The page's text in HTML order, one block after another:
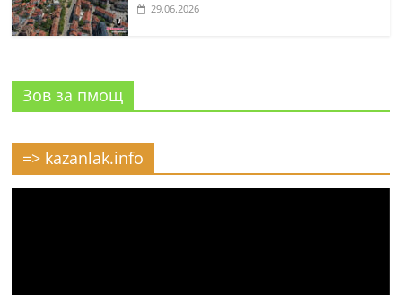
29.06.2026
Зов за пмощ
=> kazanlak.info